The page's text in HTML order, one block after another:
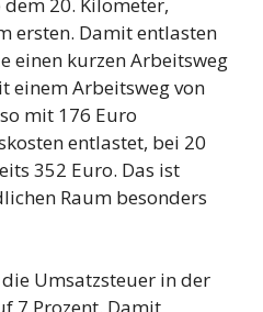
ersten. Damit entlasten
einen kurzen Arbeitsweg
einem Arbeitsweg von
mit 176 Euro
entlastet, bei 20
352 Euro. Das ist
Raum besonders
Umsatzsteuer in der